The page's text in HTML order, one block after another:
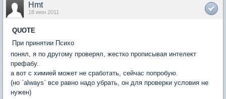
Hmt
18 июн 2011
QUOTE
При принятии Психо
понял, я по другому проверял, жестко прописывая интелект
префабу.
а вот с химией может не сработать, сейчас попробую.
(но `always` все равно надо убрать, он для проверки условия не
нужен)